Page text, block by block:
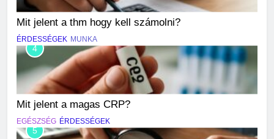
Mit jelent a thm hogy kell számolni?
ÉRDESSÉGEK MUNKA
4
Mit jelent a magas CRP?
EGÉSZSÉG ÉRDESSÉGEK
5